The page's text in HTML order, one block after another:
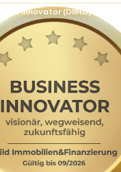
Innovator (DIIND) – Siegel